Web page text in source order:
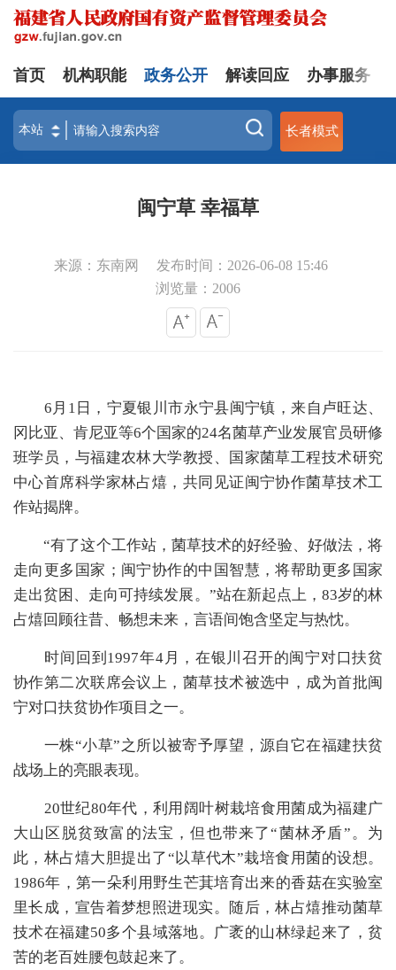
首页 机构职能 政务公开 解读回应 办事服务
长者模式
闽宁草 幸福草
来源：东南网
发布时间：2026-06-08 15:46
浏览量： 2006
6月1日，宁夏银川市永宁县闽宁镇，来自卢旺达、
冈比亚、肯尼亚等6个国家的24名菌草产业发展官员研修
班学员，与福建农林大学教授、国家菌草工程技术研究
中心首席科学家林占熺，共同见证闽宁协作菌草技术工
作站揭牌。
“有了这个工作站，菌草技术的好经验、好做法，将
走向更多国家；闽宁协作的中国智慧，将帮助更多国家
走出贫困、走向可持续发展。”站在新起点上，83岁的林
占熺回顾往昔、畅想未来，言语间饱含坚定与热忱。
时间回到1997年4月，在银川召开的闽宁对口扶贫
协作第二次联席会议上，菌草技术被选中，成为首批闽
宁对口扶贫协作项目之一。
一株“小草”之所以被寄予厚望，源自它在福建扶贫
战场上的亮眼表现。
20世纪80年代，利用阔叶树栽培食用菌成为福建广
大山区脱贫致富的法宝，但也带来了“菌林矛盾”。为
此，林占熺大胆提出了“以草代木”栽培食用菌的设想。
1986年，第一朵利用野生芒萁培育出来的香菇在实验室
里长成，宣告着梦想照进现实。随后，林占熺推动菌草
技术在福建50多个县域落地。广袤的山林绿起来了，贫
苦的老百姓腰包鼓起来了。